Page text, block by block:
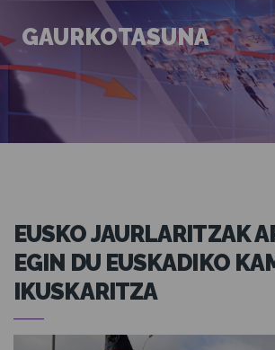
GAURKOTASUNA
EUSKO JAURLARITZAK
EGIN DU EUSKADIKO
IKUSKARITZA